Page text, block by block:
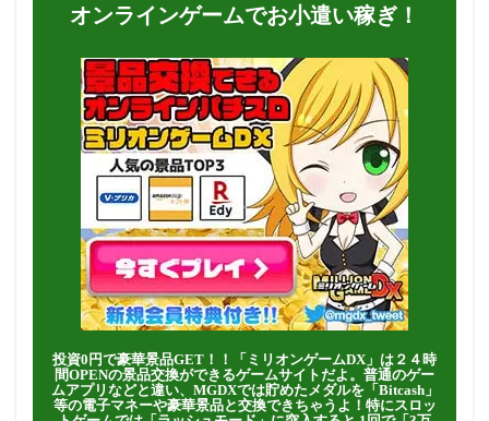
オンラインゲームでお小遣い稼ぎ！
投資0円で豪華景品GET！！「ミリオンゲームDX」は２４時
間OPENの景品交換ができるゲームサイトだよ。普通のゲー
ムアプリなどと違い、MGDXでは貯めたメダルを「Bitcash」
等の電子マネーや豪華景品と交換できちゃうよ！特にスロッ